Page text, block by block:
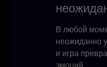
В любой
неожиданно
и игра
эмоций.